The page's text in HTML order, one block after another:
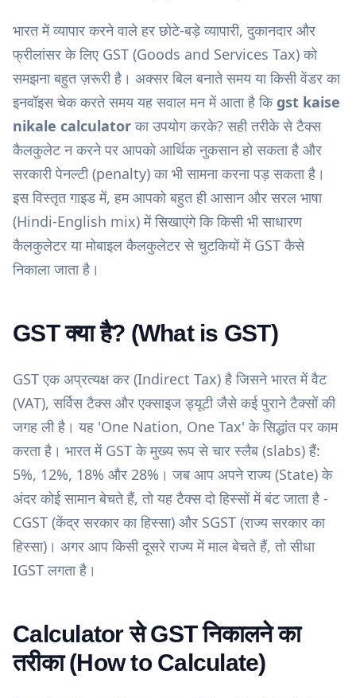
भारत में व्यापार करने वाले हर छोटे-बड़े व्यापारी, दुकानदार और
फ्रीलांसर के लिए GST (Goods and Services Tax) को
समझना बहुत ज़रूरी है। अक्सर बिल बनाते समय या किसी वेंडर का
इनवॉइस चेक करते समय यह सवाल मन में आता है किgst kaise
nikale calculatorका उपयोग करके? सही तरीके से टैक्स
कैलकुलेट न करने पर आपको आर्थिक नुकसान हो सकता है और
सरकारी पेनल्टी (penalty) का भी सामना करना पड़ सकता है।
इस विस्तृत गाइड में, हम आपको बहुत ही आसान और सरल भाषा
(Hindi-English mix) में सिखाएंगे कि किसी भी साधारण
कैलकुलेटर या मोबाइल कैलकुलेटर से चुटकियों में GST कैसे
निकाला जाता है।
GST क्या है? (What is GST)
GST एक अप्रत्यक्ष कर (Indirect Tax) है जिसने भारत में वैट
(VAT), सर्विस टैक्स और एक्साइज ड्यूटी जैसे कई पुराने टैक्सों की
जगह ली है। यह 'One Nation, One Tax' के सिद्धांत पर काम
करता है। भारत में GST के मुख्य रूप से चार स्लैब (slabs) हैं:
5%, 12%, 18% और 28%। जब आप अपने राज्य (State) के
अंदर कोई सामान बेचते हैं, तो यह टैक्स दो हिस्सों में बंट जाता है -
CGST (केंद्र सरकार का हिस्सा) और SGST (राज्य सरकार का
हिस्सा)। अगर आप किसी दूसरे राज्य में माल बेचते हैं, तो सीधा
IGST लगता है।
Calculator से GST निकालने का
तरीका (How to Calculate)